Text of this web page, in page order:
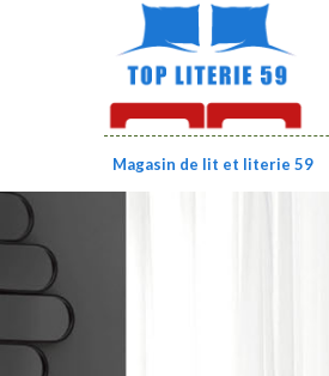
Magasin de lit et literie 59